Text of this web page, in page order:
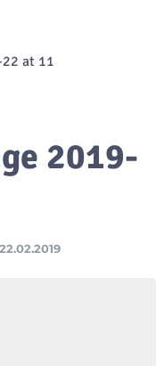
at 11
2019-
22.02.2019